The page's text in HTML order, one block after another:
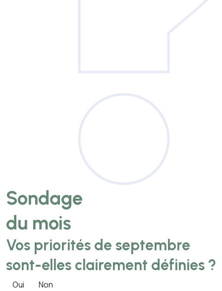
Sondage
du mois
Vos priorités de septembre
sont-elles clairement définies ?
Oui
Non